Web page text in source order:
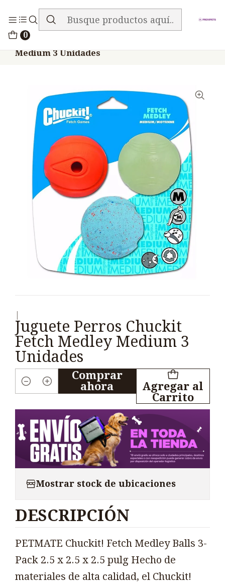
0
ENVIO GRATIS EN TODA LA TIENDA
Medium 3 Unidades
Juguete Perros Chuckit
Fetch Medley Medium 3
Unidades
Cantidad
Agregar al
Carrito
Comprar
ahora
Mostrar stock de ubicaciones
DESCRIPCIÓN
PETMATE Chuckit! Fetch Medley Balls 3-
Pack 2.5 x 2.5 x 2.5 pulg Hecho de
materiales de alta calidad, el Chuckit!